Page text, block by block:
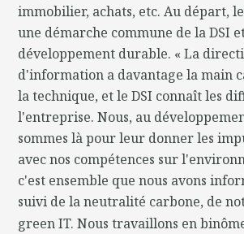
immobilier, achats, etc. Au départ,
une démarche commune de la DSI
développement durable. « La
d'information a davantage la main
la technique, et le DSI connaît les
l'entreprise. Nous, au
sommes là pour leur donner les
avec nos compétences sur
c'est ensemble que nous avons
suivi de la neutralité carbone, de
green IT. Nous travaillons en